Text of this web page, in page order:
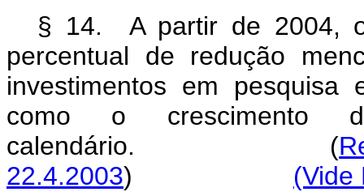
§ 14. A partir de 2004,
percentual de redução
investimentos em pesquisa
como o crescimento
calendário. (
22.4.2003) (Vide